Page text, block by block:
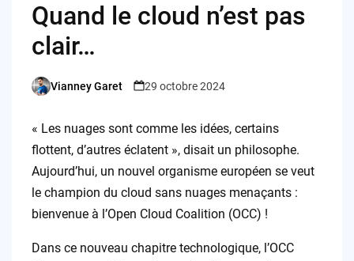
Quand le cloud n’est pas
clair…
Posted
Vianney Garet 29 octobre 2024
« Les nuages sont comme les idées, certains
flottent, d’autres éclatent », disait un philosophe.
Aujourd’hui, un nouvel organisme européen se veut
le champion du cloud sans nuages menaçants :
bienvenue à l’Open Cloud Coalition (OCC) !
Dans ce nouveau chapitre technologique, l’OCC